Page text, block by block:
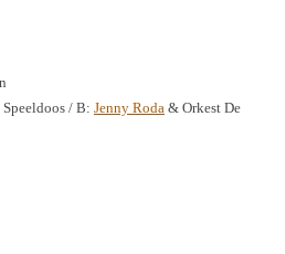
/ B: Jenny Roda & Orkest De